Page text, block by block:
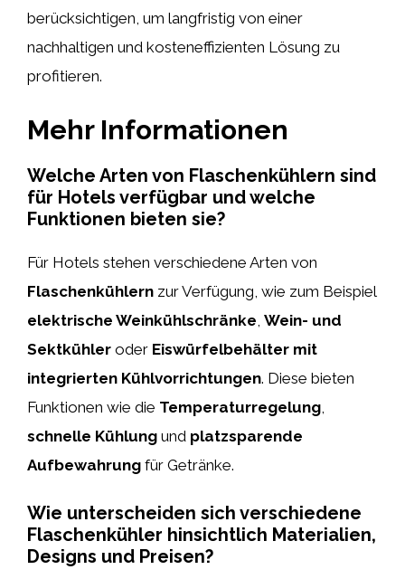
berücksichtigen, um langfristig von einer
nachhaltigen und kosteneffizienten Lösung zu
profitieren.
Mehr Informationen
Welche Arten von Flaschenkühlern sind
für Hotels verfügbar und welche
Funktionen bieten sie?
Für Hotels stehen verschiedene Arten von
Flaschenkühlern zur Verfügung, wie zum Beispiel
elektrische Weinkühlschränke Wein- und
Sektkühler oder Eiswürfelbehälter mit
integrierten Kühlvorrichtungen. Diese bieten
Funktionen wie die Temperaturregelung
schnelle Kühlung und platzsparende
Aufbewahrung für Getränke.
Wie unterscheiden sich verschiedene
Flaschenkühler hinsichtlich Materialien,
Designs und Preisen?